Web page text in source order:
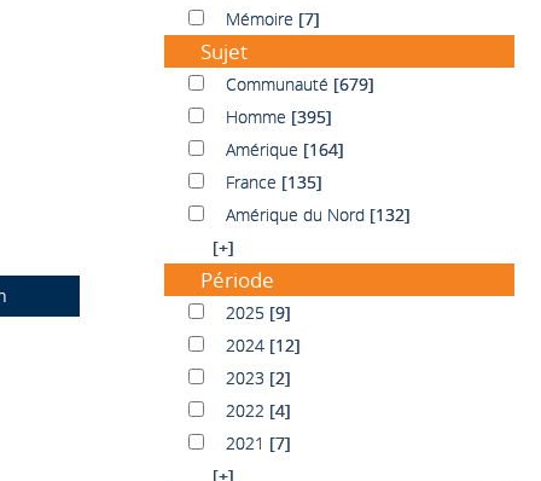
MémoireMémoire [7]
Sujet
Communauté
Communauté [679]
HommeHomme [395]
AmériqueAmérique [164]
FranceFrance [135]
Amérique du Nord
Amérique du Nord [132]
[+]
Période
20252025 [9]
20242024 [12]
20232023 [2]
20222022 [4]
20212021 [7]
[+]